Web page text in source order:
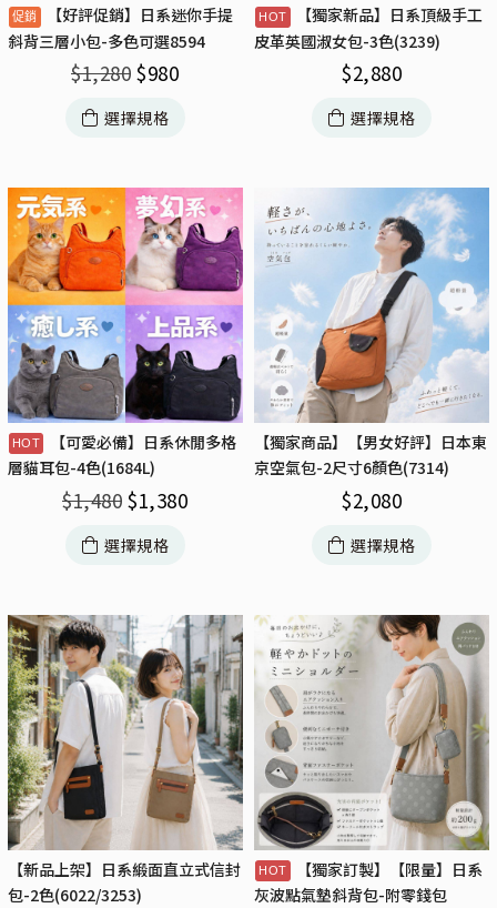
【好評促銷】日系迷你手提
斜背三層小包-多色可選8594
$1,280 $980
選擇規格
【獨家新品】日系頂級手工
皮革英國淑女包-3色(3239)
$2,880
選擇規格
【可愛必備】日系休閒多格
層貓耳包-4色(1684L)
$1,480 $1,380
選擇規格
【獨家商品】【男女好評】日本東
京空氣包-2尺寸6顏色(7314)
$2,080
選擇規格
【新品上架】日系緞面直立式信封
包-2色(6022/3253)
【獨家訂製】【限量】日系
灰波點氣墊斜背包-附零錢包